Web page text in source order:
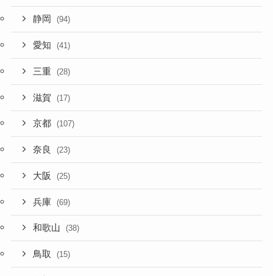
静岡 (94)
愛知 (41)
三重 (28)
滋賀 (17)
京都 (107)
奈良 (23)
大阪 (25)
兵庫 (69)
和歌山 (38)
鳥取 (15)